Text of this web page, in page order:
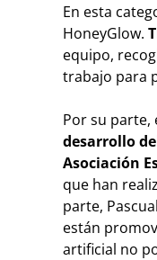
En esta
HoneyGlow.
equipo,
trabajo para
Por su parte,
desarrollo
Asociación
que han
parte,
están
artificial no